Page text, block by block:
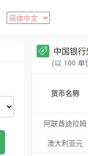
中国银
(以 100 单
货币名称
阿联酋迪拉姆
澳大利亚元